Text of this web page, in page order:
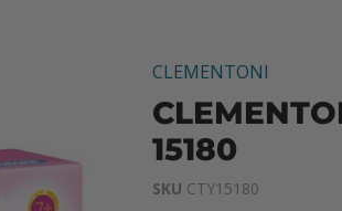
CLEMENTONI
15180
SKU CTY15180